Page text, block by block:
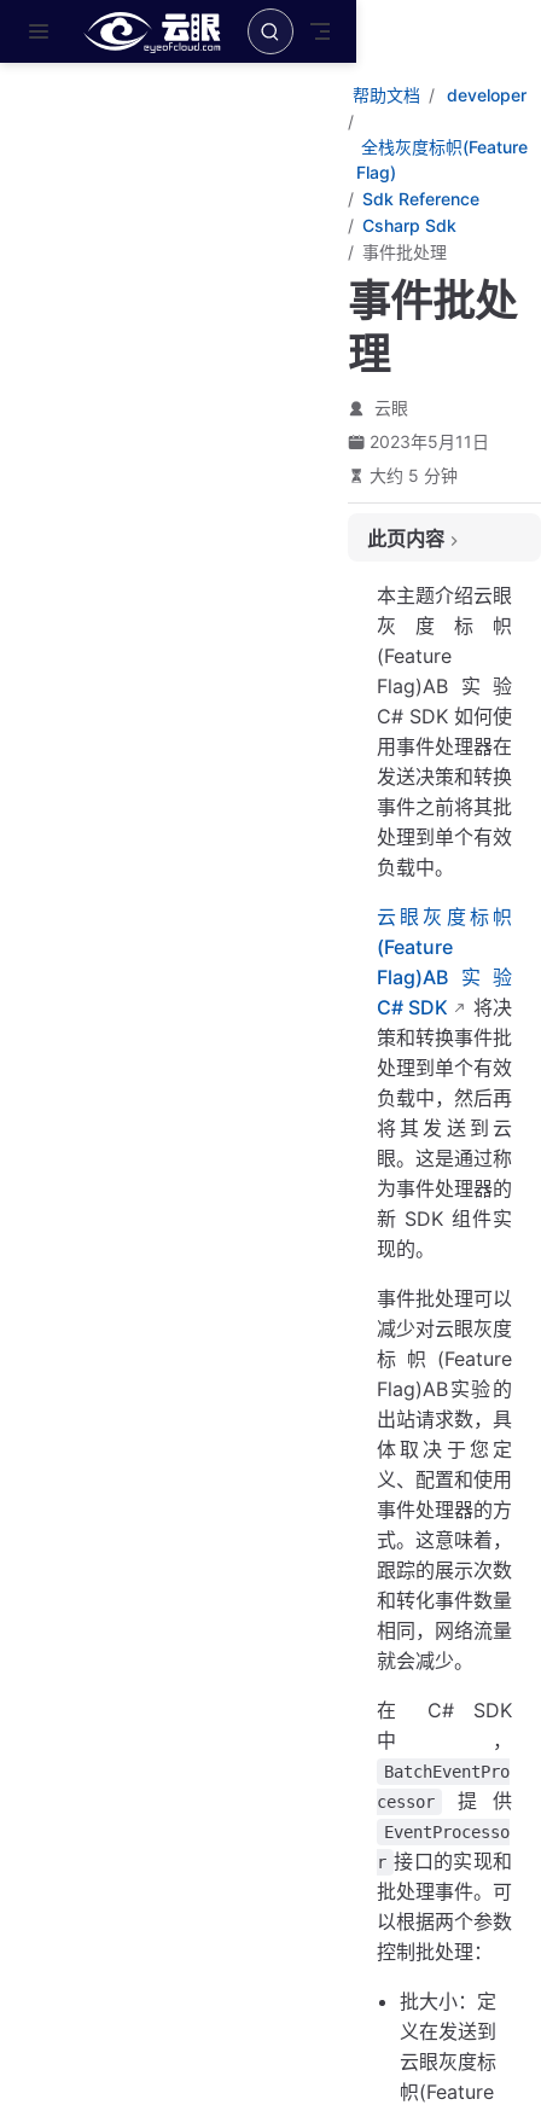
跳至主要內容
帮助文档 developer
全栈灰度标帜(Feature
Flag)
Sdk Reference
Csharp Sdk
事件批处理
事件批处
理
云眼
2023年5月11日
大约 5 分钟
此页内容
高级示例
批处理事件处理器
副作用
注册日志事件侦听器
日志事件
在应用程序退出时优化处理功能实验
本主题介绍云眼
灰度标帜
(Feature
Flag)AB实验
C# SDK 如何使
用事件处理器在
发送决策和转换
事件之前将其批
处理到单个有效
负载中。
云眼灰度标帜
(Feature
Flag)AB实验
C# SDK
将决
策和转换事件批
处理到单个有效
负载中，然后再
将其发送到云
眼。这是通过称
为事件处理器的
新 SDK 组件实
现的。
事件批处理可以
减少对云眼灰度
标帜(Feature
Flag)AB实验的
出站请求数，具
体取决于您定
义、配置和使用
事件处理器的方
式。这意味着，
跟踪的展示次数
和转化事件数量
相同，网络流量
就会减少。
在 C# SDK
中，
BatchEventPro
cessor
提供
EventProcesso
r 接口的实现和
批处理事件。可
以根据两个参数
控制批处理：
批大小：定
义在发送到
云眼灰度标
帜(Feature